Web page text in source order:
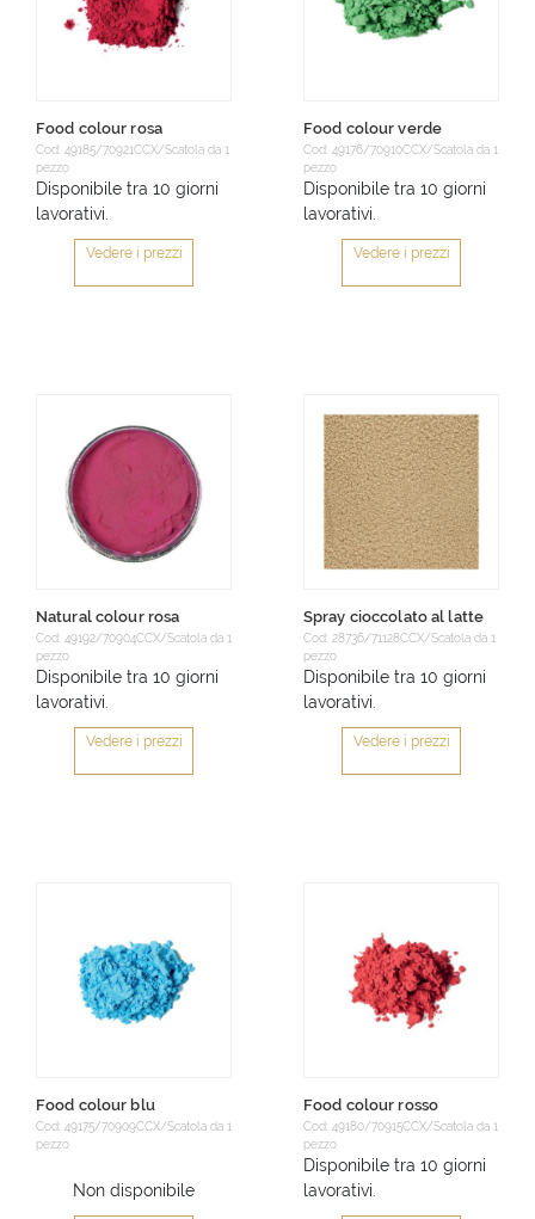
Food colour rosa
Cod: 49185/70921CCX/Scatola da 1
pezzo
Disponibile tra 10 giorni
lavorativi.
Vedere i prezzi
Food colour verde
Cod: 49176/70910CCX/Scatola da 1
pezzo
Disponibile tra 10 giorni
lavorativi.
Vedere i prezzi
Natural colour rosa
Cod: 49192/70904CCX/Scatola da 1
pezzo
Disponibile tra 10 giorni
lavorativi.
Vedere i prezzi
Spray cioccolato al latte
Cod: 28736/71128CCX/Scatola da 1
pezzo
Disponibile tra 10 giorni
lavorativi.
Vedere i prezzi
Food colour blu
Cod: 49175/70909CCX/Scatola da 1
pezzo
Non disponibile
Food colour rosso
Cod: 49180/70915CCX/Scatola da 1
pezzo
Disponibile tra 10 giorni
lavorativi.